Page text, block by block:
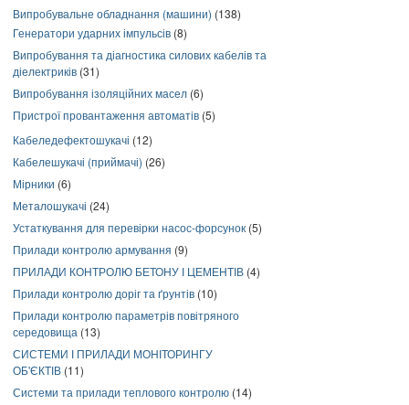
Випробувальне обладнання (машини) (138)
Генератори ударних імпульсів (8)
Випробування та діагностика силових кабелів та
діелектриків (31)
Випробування ізоляційних масел (6)
Пристрої провантаження автоматів (5)
Кабеледефектошукачі (12)
Кабелешукачі (приймачі) (26)
Мірники (6)
Металошукачі (24)
Устаткування для перевірки насос-форсунок (5)
Прилади контролю армування (9)
ПРИЛАДИ КОНТРОЛЮ БЕТОНУ І ЦЕМЕНТІВ (4)
Прилади контролю доріг та ґрунтів (10)
Прилади контролю параметрів повітряного
середовища (13)
СИСТЕМИ І ПРИЛАДИ МОНІТОРИНГУ
ОБ'ЄКТІВ (11)
Системи та прилади теплового контролю (14)